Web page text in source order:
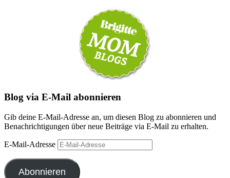
Blog via E-Mail abonnieren
Gib deine E-Mail-Adresse an, um diesen Blog zu abonnieren und
Benachrichtigungen über neue Beiträge via E-Mail zu erhalten.
E-Mail-Adresse
Abonnieren